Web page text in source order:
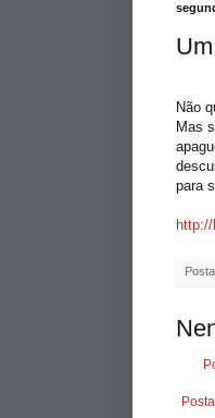
Não
Mas
para